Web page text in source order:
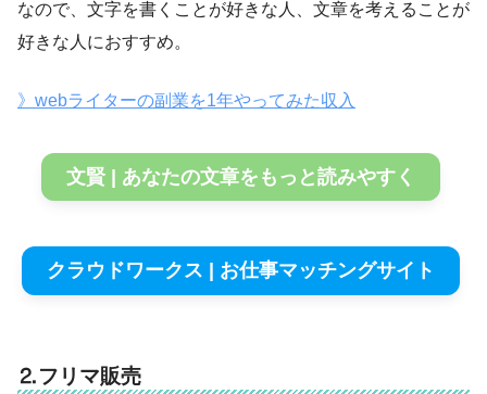
なので、文字を書くことが好きな人、文章を考えることが
好きな人におすすめ。
》webライターの副業を1年やってみた収入
文賢 | あなたの文章をもっと読みやすく
クラウドワークス | お仕事マッチングサイト
⒉フリマ販売